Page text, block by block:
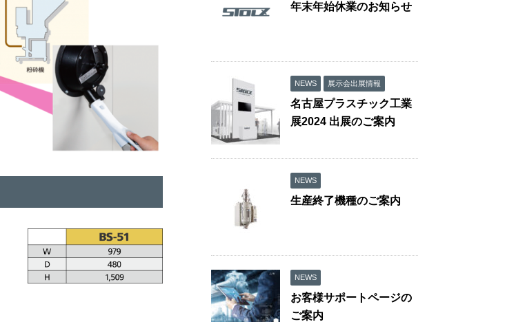
年末年始休業のお知らせ
NEWS 展示会出展情報
名古屋プラスチック工業
展2024 出展のご案内
NEWS
生産終了機種のご案内
NEWS
お客様サポートページの
ご案内